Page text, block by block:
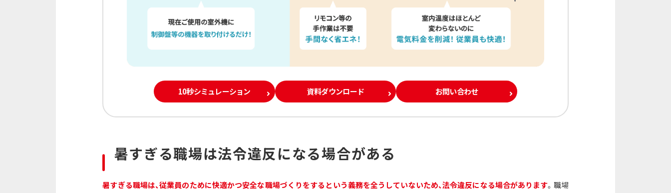
10秒シミュレーション 資料ダウンロード お問い合わせ
暑すぎる職場は法令違反になる場合がある
暑すぎる職場は、従業員のために快適かつ安全な職場づくりをするという義務を全うしていないため、法令違反になる場合があります。職場